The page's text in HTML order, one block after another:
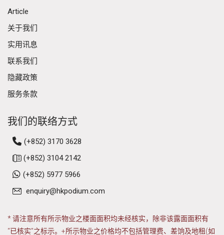
Article
关于我们
实用讯息
联系我们
隐藏政策
服务条款
我们的联络方式
(+852) 3170 3628
(+852) 3104 2142
(+852) 5977 5966
enquiry@hkpodium.com
* 请注意所有所示物业之楼面面积均未经核实，除非该露面面积有
“已核实”之标示。+所示物业之价格均不包括管理费、差饷及地租(如